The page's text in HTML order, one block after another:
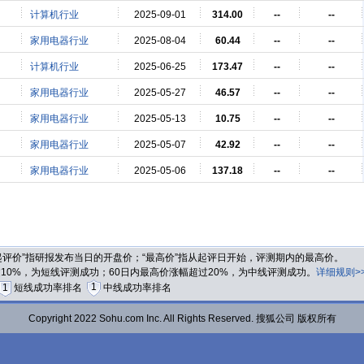
计算机行业 2025-09-01 314.00 -- --
家用电器行业 2025-08-04 60.44 -- --
计算机行业 2025-06-25 173.47 -- --
家用电器行业 2025-05-27 46.57 -- --
家用电器行业 2025-05-13 10.75 -- --
家用电器行业 2025-05-07 42.92 -- --
家用电器行业 2025-05-06 137.18 -- --
价”指研报发布当日的开盘价；“最高价”指从起评日开始，评测期内的最高价。
，为短线评测成功；60日内最高价涨幅超过20%，为中线评测成功。 详细规则
1
短线成功率排名 1 中线成功率排名
Copyright 2022 Sohu.com Inc. All Rights Reserved. 搜狐公司 版权所有